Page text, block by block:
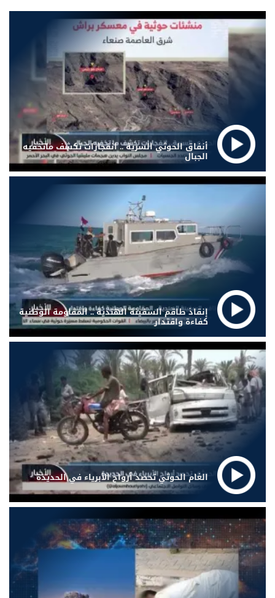
أنفاق الحوثي السرية .. انفجارات تكشف ماتخفيه
الجبال
إنقاذ طاقم السفينة الهندية .. المقاومة الوطنية
كفاءة واقتدار
الغام الحوثي تحصد أرواح الأبرياء في الحديدة